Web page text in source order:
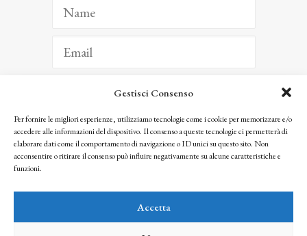
Gestisci Consenso
Per fornire le migliori esperienze, utilizziamo tecnologie come i cookie per memorizzare e/o
accedere alle informazioni del dispositivo. Il consenso a queste tecnologie ci permetterà di
elaborare dati come il comportamento di navigazione o ID unici su questo sito. Non
acconsentire o ritirare il consenso può influire negativamente su alcune caratteristiche e
funzioni.
Accetta
ISCRIVITI
Facendo clic per iscriverti, riconosci che le tue informazioni saranno trattate
seguendo la nostra Privacy Policy
© 2025 Istituto Matteucci. All right reserved
l’autorizzazione scritta dei proprietari dei diritti e dell’Istituto Matteucci